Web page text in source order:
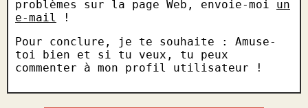
problèmes sur la page Web, envoie-moi un
e-mail
!
Pour conclure, je te souhaite : Amuse-
toi bien et si tu veux, tu peux
commenter à mon profil utilisateur !